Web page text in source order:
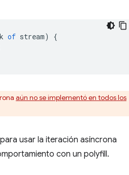
of stream)
{
aún no se implementó en todos los
usar la iteración asíncrona
con un polyfill.